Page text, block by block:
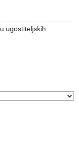
ugostiteljskih